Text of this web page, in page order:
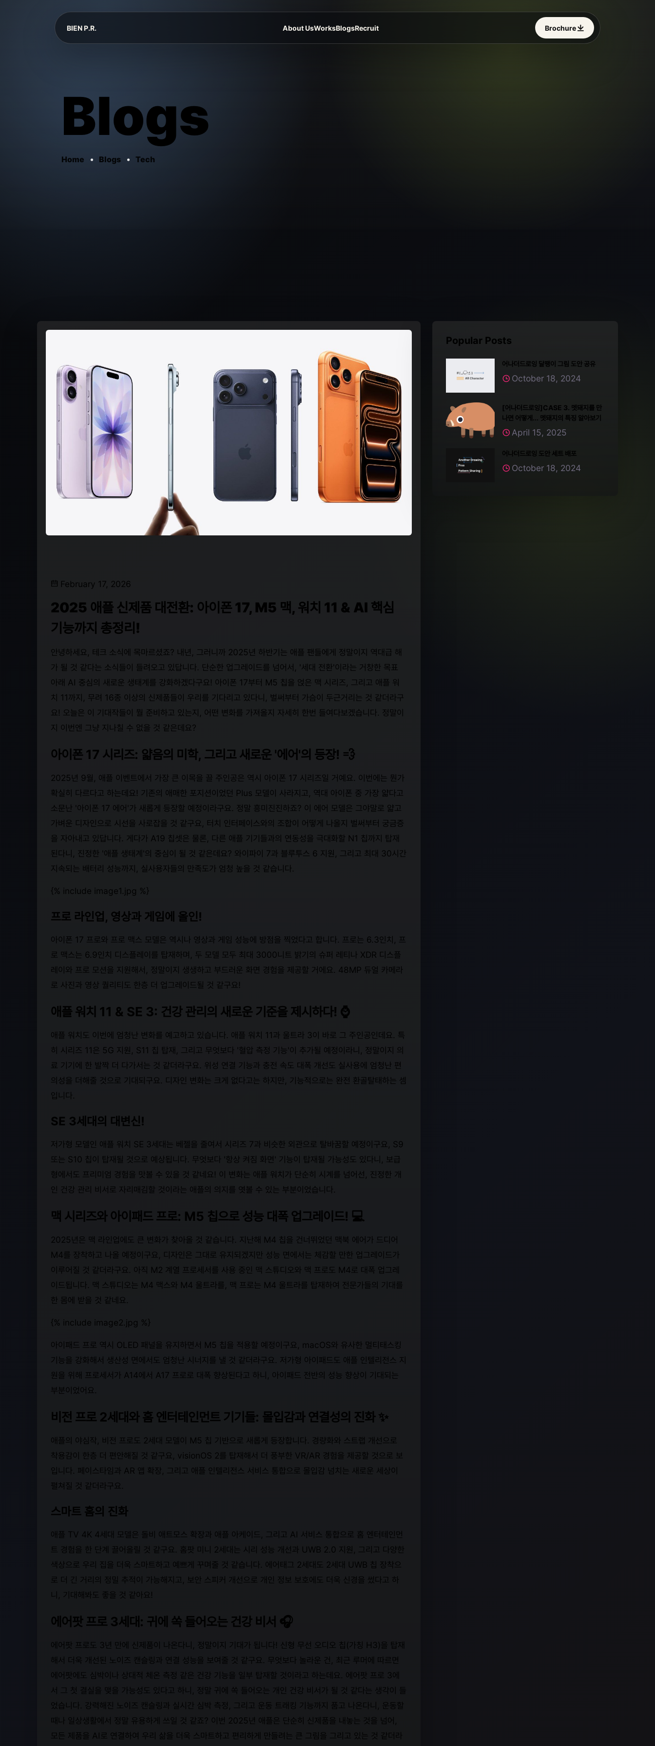
BIEN P.R. About UsWorksBlogsRecruit Brochure
Blogs
Home Blogs Tech
February 17, 2026
2025 애플 신제품 대전환: 아이폰 17, M5 맥, 워치 11 & AI 핵심
기능까지 총정리!
안녕하세요, 테크 소식에 목마르셨죠? 내년, 그러니까 2025년 하반기는 애플 팬들에게 정말이지 역대급 해
가 될 것 같다는 소식들이 들려오고 있답니다. 단순한 업그레이드를 넘어서, '세대 전환'이라는 거창한 목표
아래 AI 중심의 새로운 생태계를 강화하겠다구요! 아이폰 17부터 M5 칩을 얹은 맥 시리즈, 그리고 애플 워
치 11까지, 무려 16종 이상의 신제품들이 우리를 기다리고 있다니, 벌써부터 가슴이 두근거리는 것 같더라구
요! 오늘은 이 기대작들이 뭘 준비하고 있는지, 어떤 변화를 가져올지 자세히 한번 들여다보겠습니다. 정말이
지 이번엔 그냥 지나칠 수 없을 것 같은데요?
아이폰 17 시리즈: 얇음의 미학, 그리고 새로운 '에어'의 등장! 💨
2025년 9월, 애플 이벤트에서 가장 큰 이목을 끌 주인공은 역시 아이폰 17 시리즈일 거예요. 이번에는 뭔가
확실히 다르다고 하는데요! 기존의 애매한 포지션이었던 Plus 모델이 사라지고, 역대 아이폰 중 가장 얇다고
소문난 '아이폰 17 에어'가 새롭게 등장할 예정이라구요. 정말 흥미진진하죠? 이 에어 모델은 그야말로 얇고
가벼운 디자인으로 시선을 사로잡을 것 같구요, 터치 인터페이스와의 조합이 어떻게 나올지 벌써부터 궁금증
을 자아내고 있답니다. 게다가 A19 칩셋은 물론, 다른 애플 기기들과의 연동성을 극대화할 N1 칩까지 탑재
된다니, 진정한 '애플 생태계'의 중심이 될 것 같은데요? 와이파이 7과 블루투스 6 지원, 그리고 최대 30시간
지속되는 배터리 성능까지, 실사용자들의 만족도가 엄청 높을 것 같습니다.
{% include image1.jpg %}
프로 라인업, 영상과 게임에 올인!
아이폰 17 프로와 프로 맥스 모델은 역시나 영상과 게임 성능에 방점을 찍었다고 합니다. 프로는 6.3인치, 프
로 맥스는 6.9인치 디스플레이를 탑재하며, 두 모델 모두 최대 3000니트 밝기의 슈퍼 레티나 XDR 디스플
레이와 프로 모션을 지원해서, 정말이지 생생하고 부드러운 화면 경험을 제공할 거에요. 48MP 듀얼 카메라
로 사진과 영상 퀄리티도 한층 더 업그레이드될 것 같구요!
애플 워치 11 & SE 3: 건강 관리의 새로운 기준을 제시하다! ⌚
애플 워치도 이번에 엄청난 변화를 예고하고 있습니다. 애플 워치 11과 울트라 3이 바로 그 주인공인데요. 특
히 시리즈 11은 5G 지원, S11 칩 탑재, 그리고 무엇보다 '혈압 측정 기능'이 추가될 예정이라니, 정말이지 의
료 기기에 한 발짝 더 다가서는 것 같더라구요. 위성 연결 기능과 충전 속도 대폭 개선도 실사용에 엄청난 편
의성을 더해줄 것으로 기대되구요. 디자인 변화는 크게 없다고는 하지만, 기능적으로는 완전 환골탈태하는 셈
입니다.
SE 3세대의 대변신!
저가형 모델인 애플 워치 SE 3세대는 베젤을 줄여서 시리즈 7과 비슷한 외관으로 탈바꿈할 예정이구요, S9
또는 S10 칩이 탑재될 것으로 예상됩니다. 무엇보다 '항상 켜짐 화면' 기능이 탑재될 가능성도 있다니, 보급
형에서도 프리미엄 경험을 맛볼 수 있을 것 같네요! 이 변화는 애플 워치가 단순히 시계를 넘어선, 진정한 개
인 건강 관리 비서로 자리매김할 것이라는 애플의 의지를 엿볼 수 있는 부분이었습니다.
맥 시리즈와 아이패드 프로: M5 칩으로 성능 대폭 업그레이드! 💻
2025년은 맥 라인업에도 큰 변화가 찾아올 것 같습니다. 지난해 M4 칩을 건너뛰었던 맥북 에어가 드디어
M4를 장착하고 나올 예정이구요, 디자인은 그대로 유지되겠지만 성능 면에서는 체감할 만한 업그레이드가
이루어질 것 같더라구요. 아직 M2 계열 프로세서를 사용 중인 맥 스튜디오와 맥 프로도 M4로 대폭 업그레
이드됩니다. 맥 스튜디오는 M4 맥스와 M4 울트라를, 맥 프로는 M4 울트라를 탑재하여 전문가들의 기대를
한 몸에 받을 것 같네요.
{% include image2.jpg %}
아이패드 프로 역시 OLED 패널을 유지하면서 M5 칩을 적용할 예정이구요, macOS와 유사한 멀티태스킹
기능을 강화해서 생산성 면에서도 엄청난 시너지를 낼 것 같더라구요. 저가형 아이패드도 애플 인텔리전스 지
원을 위해 프로세서가 A14에서 A17 프로로 대폭 향상된다고 하니, 아이패드 전반의 성능 향상이 기대되는
부분이었어요.
비전 프로 2세대와 홈 엔터테인먼트 기기들: 몰입감과 연결성의 진화 ✨
애플의 야심작, 비전 프로도 2세대 모델이 M5 칩 기반으로 새롭게 등장합니다. 경량화와 스트랩 개선으로
착용감이 한층 더 편안해질 것 같구요, visionOS 2를 탑재해서 더 풍부한 VR/AR 경험을 제공할 것으로 보
입니다. 페이스타임과 AR 앱 확장, 그리고 애플 인텔리전스 서비스 통합으로 몰입감 넘치는 새로운 세상이
펼쳐질 것 같더라구요.
스마트 홈의 진화
애플 TV 4K 4세대 모델은 돌비 애트모스 확장과 애플 아케이드, 그리고 AI 서비스 통합으로 홈 엔터테인먼
트 경험을 한 단계 끌어올릴 것 같구요. 홈팟 미니 2세대는 시리 성능 개선과 UWB 2.0 지원, 그리고 다양한
색상으로 우리 집을 더욱 스마트하고 예쁘게 꾸며줄 것 같습니다. 에어태그 2세대도 2세대 UWB 칩 장착으
로 더 긴 거리의 정밀 추적이 가능해지고, 보안 스피커 개선으로 개인 정보 보호에도 더욱 신경을 썼다고 하
니, 기대해봐도 좋을 것 같아요!
에어팟 프로 3세대: 귀에 쏙 들어오는 건강 비서 🎧
에어팟 프로도 3년 만에 신제품이 나온다니, 정말이지 기대가 됩니다! 신형 무선 오디오 칩(가칭 H3)을 탑재
해서 더욱 개선된 노이즈 캔슬링과 연결 성능을 보여줄 것 같구요. 무엇보다 놀라운 건, 최근 루머에 따르면
에어팟에도 심박이나 상대적 체온 측정 같은 건강 기능을 일부 탑재할 것이라고 하는데요. 에어팟 프로 3에
서 그 첫 결실을 맺을 가능성도 있다고 하니, 정말 귀에 쏙 들어오는 개인 건강 비서가 될 것 같다는 생각이 들
었습니다. 강력해진 노이즈 캔슬링과 실시간 심박 측정, 그리고 운동 트래킹 기능까지 품고 나온다니, 운동할
때나 일상생활에서 정말 유용하게 쓰일 것 같죠? 이번 2025년 애플은 단순히 신제품을 내놓는 것을 넘어,
모든 제품을 AI로 연결하여 우리 삶을 더욱 스마트하고 편리하게 만들려는 큰 그림을 그리고 있는 것 같더라
Popular Posts
어나더드로잉 달팽이 그림 도안 공유
October 18, 2024
[어나더드로잉]CASE 3. 멧돼지를 만
나면 어떻게... 멧돼지의 특징 알아보기
April 15, 2025
어나더드로잉 도안 세트 배포
October 18, 2024